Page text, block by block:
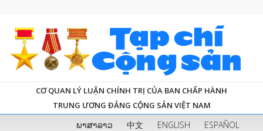
CƠ QUAN LÝ LUẬN CHÍNH TRỊ CỦA BAN CHẤP HÀNH
TRUNG ƯƠNG ĐẢNG CỘNG SẢN VIỆT NAM
ພາສາລາວ 中文 ENGLISH
ESPAÑOL